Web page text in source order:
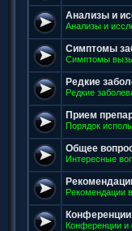
Анализы и
Анализы и
Симптомы
Симптомы
Редкие
Редкие
Прием
Порядок
Общее
Интересные
Рекомендации
Конференции
Конференции